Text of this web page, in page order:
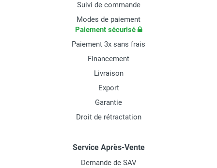
Suivi de commande
Modes de paiement
Paiement sécurisé
Paiement 3x sans frais
Financement
Livraison
Export
Garantie
Droit de rétractation
Service Après-Vente
Demande de SAV